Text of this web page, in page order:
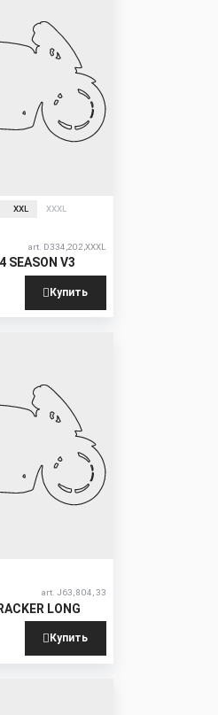
XXL XXXL
art. D334,202,XXXL
V3
Купить
art. J63, 804, 33
LONG
Купить